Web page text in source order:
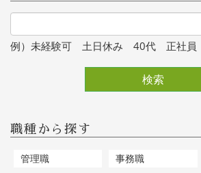
例）未経験可 土日休み 40代 正社員
検索
職種から探す
管理職 事務職